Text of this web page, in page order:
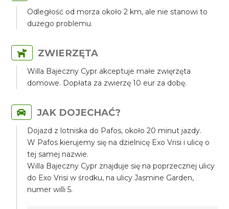
Odległość od morza około 2 km, ale nie stanowi to
dużego problemu.
ZWIERZĘTA
Willa Bajeczny Cypr akceptuje małe zwięrzęta
domowe. Dopłata za zwierzę 10 eur za dobę.
JAK DOJECHAĆ?
Dojazd z lotniska do Pafos, około 20 minut jazdy.
W Pafos kierujemy się na dzielnicę Exo Vrisi i ulicę o
tej samej nazwie.
Willa Bajeczny Cypr znajduje się na poprzecznej ulicy
do Exo Vrisi w środku, na ulicy Jasmine Garden,
numer willi 5.